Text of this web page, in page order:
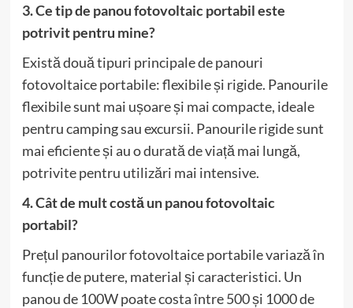
3. Ce tip de panou fotovoltaic portabil este
potrivit pentru mine?
Există două tipuri principale de panouri
fotovoltaice portabile: flexibile și rigide. Panourile
flexibile sunt mai ușoare și mai compacte, ideale
pentru camping sau excursii. Panourile rigide sunt
mai eficiente și au o durată de viață mai lungă,
potrivite pentru utilizări mai intensive.
4. Cât de mult costă un panou fotovoltaic
portabil?
Prețul panourilor fotovoltaice portabile variază în
funcție de putere, material și caracteristici. Un
panou de 100W poate costa între 500 și 1000 de